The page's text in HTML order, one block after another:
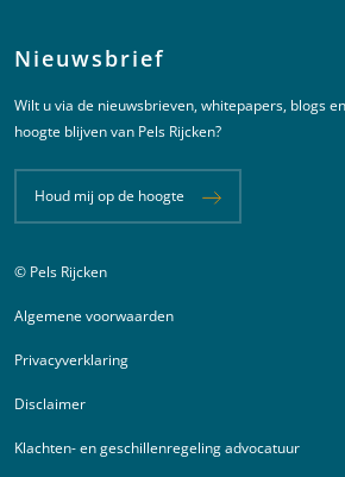
Nieuwsbrief
Wilt u via de nieuwsbrieven, whitepapers, blogs
hoogte blijven van Pels Rijcken?
Houd mij op de hoogte
Juridische informatie
© Pels Rijcken
Algemene voorwaarden
Privacyverklaring
Disclaimer
Klachten- en geschillenregeling advocatuur